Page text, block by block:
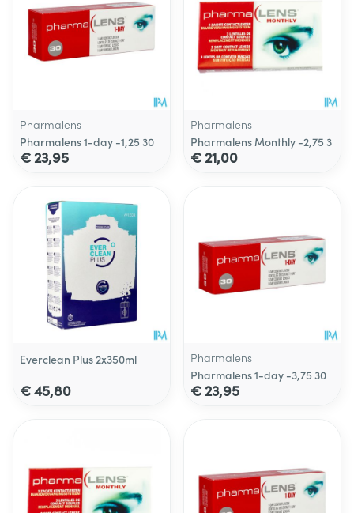
Pharmalens
Pharmalens 1-day -1,25 30
€ 23,95
Pharmalens
Pharmalens Monthly -2,75 3
€ 21,00
Everclean Plus 2x350ml
€ 45,80
Pharmalens
Pharmalens 1-day -3,75 30
€ 23,95